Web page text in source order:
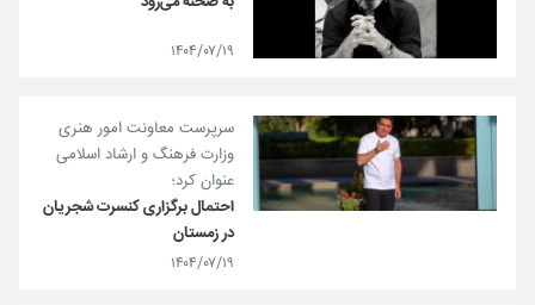
۱۴۰۴/۰۷/۱۹
سرپرست معاونت امور هنری
وزارت فرهنگ و ارشاد اسلامی
عنوان کرد؛
احتمال برگزاری کنسرت شجریان
در زمستان
۱۴۰۴/۰۷/۱۹